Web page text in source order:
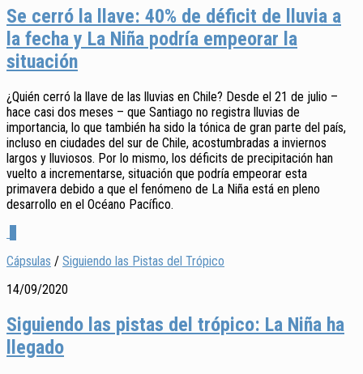
Se cerró la llave: 40% de déficit de lluvia a
la fecha y La Niña podría empeorar la
situación
¿Quién cerró la llave de las lluvias en Chile? Desde el 21 de julio –
hace casi dos meses – que Santiago no registra lluvias de
importancia, lo que también ha sido la tónica de gran parte del país,
incluso en ciudades del sur de Chile, acostumbradas a inviernos
largos y lluviosos. Por lo mismo, los déficits de precipitación han
vuelto a incrementarse, situación que podría empeorar esta
primavera debido a que el fenómeno de La Niña está en pleno
desarrollo en el Océano Pacífico.
Cápsulas / Siguiendo las Pistas del Trópico
14/09/2020
Siguiendo las pistas del trópico: La Niña ha
llegado